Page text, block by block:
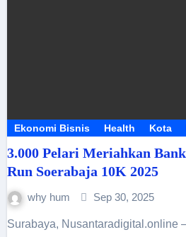
Ekonomi Bisnis Health Kota
3.000 Pelari Meriahkan
Run Soerabaja 10K 2025
why hum Sep 30, 2025
Surabaya, Nusantaradigital.online – Ribuan pelari